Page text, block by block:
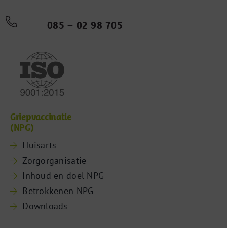
085 – 02 98 705
Griepvaccinatie
(NPG)
Huisarts
Zorgorganisatie
Inhoud en doel NPG
Betrokkenen NPG
Downloads